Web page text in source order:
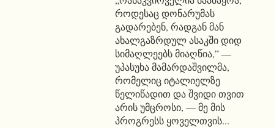
როდესაც დონარუმას
გადარებენ, რადგან მან
ახალგაზრდულ ასაკში დიდ
სიმაღლეებს მიაღწია,” —
უპასუხა მამარდაშვილმა,
რომელიც იტალიელზე
წელიწადით და შვიდი თვით
არის უმცროსი, — მე მის
პროგრესს ყოველთვის...